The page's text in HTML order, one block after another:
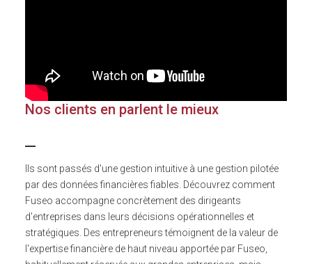
Nos clients en parlent le mieux
Ils sont passés d'une gestion intuitive à une gestion pilotée
par des données financières fiables. Découvrez comment
Fuseo accompagne concrètement des dirigeants
d'entreprises dans leurs décisions opérationnelles et
stratégiques. Des entrepreneurs témoignent de la valeur de
l'expertise financière de haut niveau apportée par Fuseo,